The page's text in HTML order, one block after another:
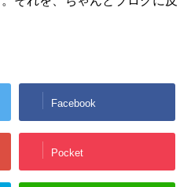
Facebook
Pocket